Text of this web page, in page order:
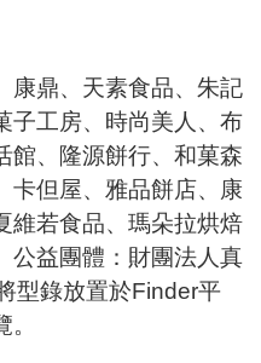
康鼎、天素食品、朱記
子工房、時尚美人、布
館、隆源餅行、和菓森
卡但屋、雅品餅店、康
維若食品、瑪朵拉烘焙
公益團體：財團法人真
型錄放置於Finder平